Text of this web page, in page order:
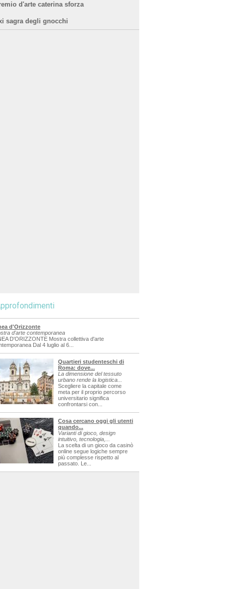
d'arte caterina sforza
sagra degli gnocchi
d'Orizzonte
d'arte contemporanea
D'ORIZZONTE Mostra collettiva d'arte
Dal 4 luglio al 6...
Quartieri studenteschi di
Roma: dove...
La dimensione del tessuto
urbano rende la logistica...
Scegliere la capitale come
meta per il proprio percorso
universitario significa
confrontarsi con...
Cosa cercano oggi gli utenti
quando...
Varianti di gioco, design
intuitivo, tecnologia,...
La scelta di un gioco da casinò
online segue logiche sempre
più complesse rispetto al
passato. Le...